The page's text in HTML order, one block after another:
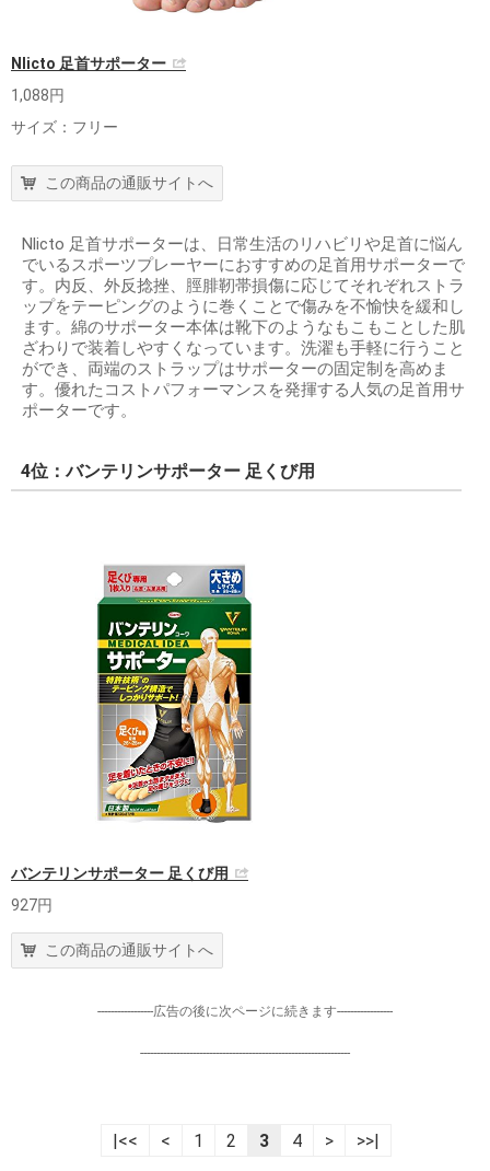
Nlicto 足首サポーター
1,088円
サイズ：フリー
この商品の通販サイトへ
Nlicto 足首サポーターは、日常生活のリハビリや足首に悩ん
でいるスポーツプレーヤーにおすすめの足首用サポーターで
す。内反、外反捻挫、脛腓靭帯損傷に応じてそれぞれストラ
ップをテーピングのように巻くことで傷みを不愉快を緩和し
ます。綿のサポーター本体は靴下のようなもこもことした肌
ざわりで装着しやすくなっています。洗濯も手軽に行うこと
ができ、両端のストラップはサポーターの固定制を高めま
す。優れたコストパフォーマンスを発揮する人気の足首用サ
ポーターです。
4位：バンテリンサポーター 足くび用
バンテリンサポーター 足くび用
927円
この商品の通販サイトへ
-----------------広告の後に次ページに続きます-----------------
----------------------------------------------------------------
|<< < 1 2 3 4 > >>|